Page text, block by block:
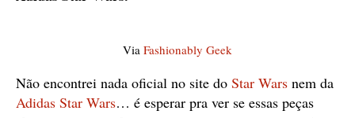
Via Fashionably Geek
Não encontrei nada oficial no site do Star Wars nem da
Adidas Star Wars… é esperar pra ver se essas peças